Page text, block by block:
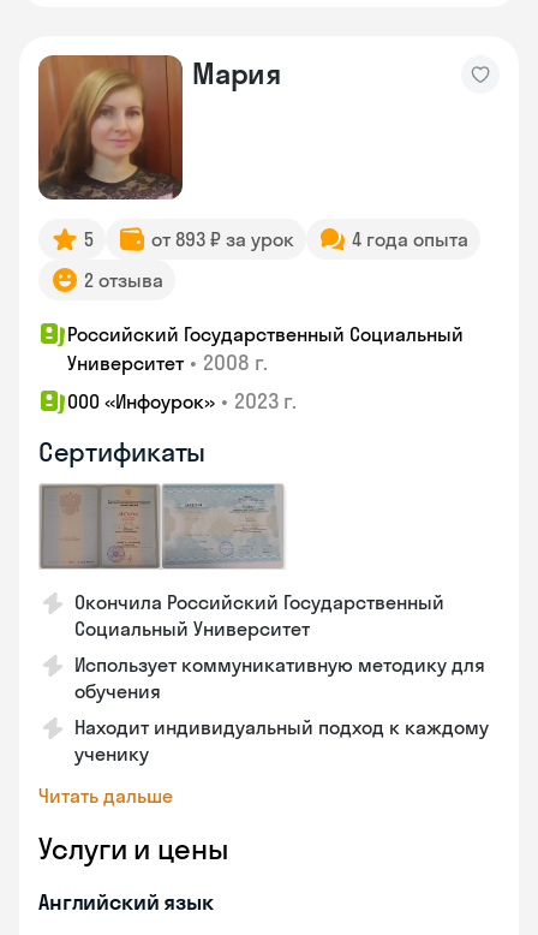
Мария
5 от 893 ₽ за урок
4 года опыта
2 отзыва
Российский Государственный Социальный
Университет • 2008 г.
ООО «Инфоурок» • 2023 г.
Сертификаты
Окончила Российский Государственный
Социальный Университет
Использует коммуникативную методику для
обучения
Находит индивидуальный подход к каждому
ученику
Читать дальше
Услуги и цены
Английский язык